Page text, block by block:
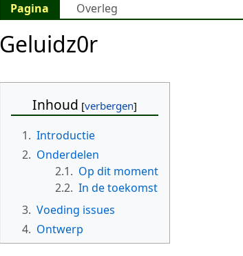
Pagina Overleg
Geluidz0r
Inhoud
1. Introductie
2. Onderdelen
2.1. Op dit moment
2.2. In de toekomst
3. Voeding issues
4. Ontwerp